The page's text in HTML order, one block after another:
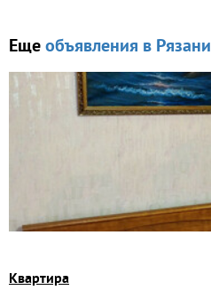
Еще объявления в Рязани
Квартира